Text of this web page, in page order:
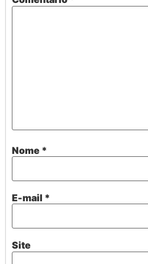
Nome *
E-mail *
Site